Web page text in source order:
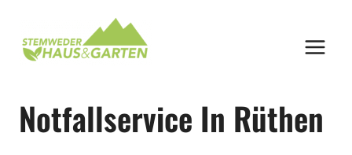
springen
Notfallservice In Rüthen